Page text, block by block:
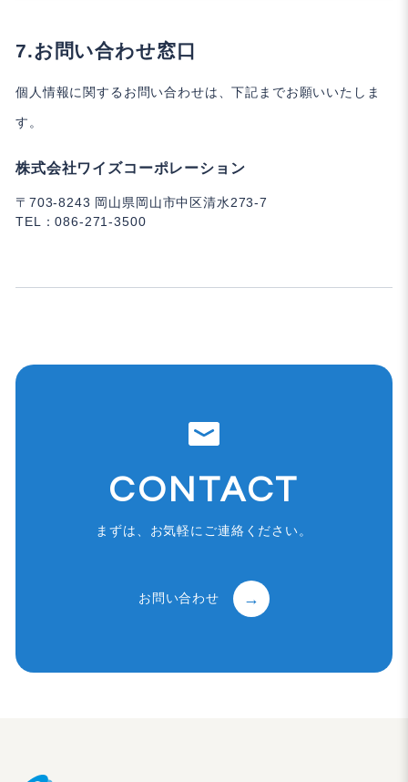
お問い合わせ窓口
個人情報に関するお問い合わせは、下記までお願いいたしま
す。
株式会社ワイズコーポレーション
〒703-8243 岡山県岡山市中区清水273-7
TEL：086-271-3500
CONTACT
まずは、お気軽にご連絡ください。
お問い合わせ